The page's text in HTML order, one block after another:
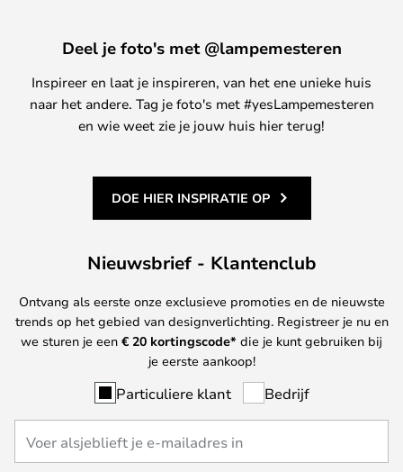
Deel je foto's met @lampemesteren
Inspireer en laat je inspireren, van het ene unieke huis
naar het andere. Tag je foto's met #yesLampemesteren
en wie weet zie je jouw huis hier terug!
DOE HIER INSPIRATIE OP
Nieuwsbrief - Klantenclub
Ontvang als eerste onze exclusieve promoties en de nieuwste
trends op het gebied van designverlichting. Registreer je nu en
we sturen je een € 20 kortingscode* die je kunt gebruiken bij
je eerste aankoop!
Particuliere klant Bedrijf